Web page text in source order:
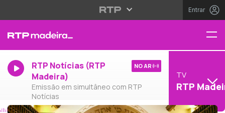
Entrar
RTP Notícias (RTP
Madeira)
Emissão em simultâneo com RTP
Notícias
NO AR
TV
RTP